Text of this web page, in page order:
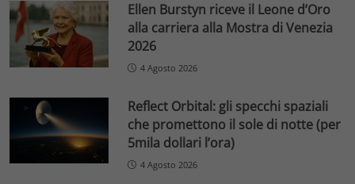
Ellen Burstyn riceve il Leone d’Oro
alla carriera alla Mostra di Venezia
2026
4 Agosto 2026
Reflect Orbital: gli specchi spaziali
che promettono il sole di notte (per
5mila dollari l’ora)
4 Agosto 2026